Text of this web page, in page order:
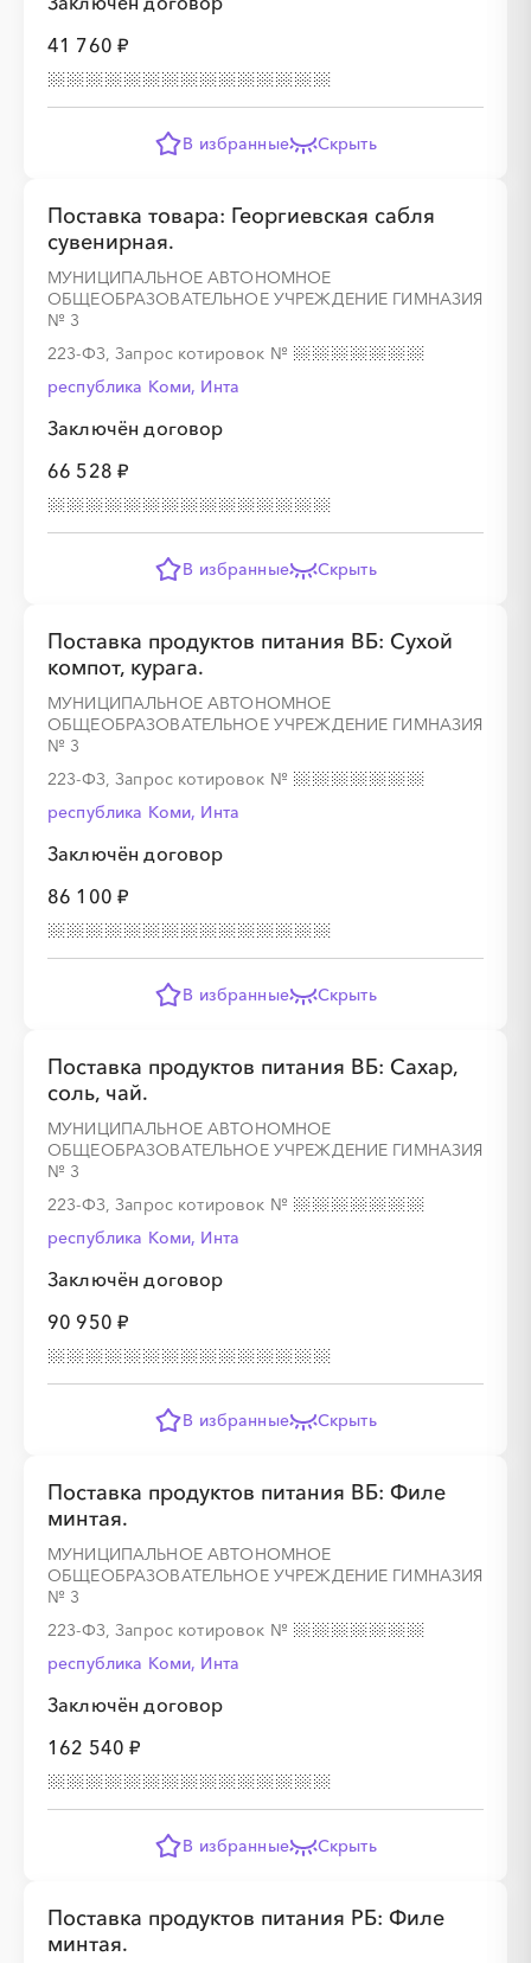
41 760 ₽
В избранные Скрыть
Поставка товара: Георгиевская сабля
сувенирная.
МУНИЦИПАЛЬНОЕ АВТОНОМНОЕ
ОБЩЕОБРАЗОВАТЕЛЬНОЕ УЧРЕЖДЕНИЕ ГИМНАЗИЯ
№ 3
223-ФЗ, Запрос котировок №
республика Коми, Инта
Заключён договор
66 528 ₽
В избранные Скрыть
Поставка продуктов питания ВБ: Сухой
компот, курага.
МУНИЦИПАЛЬНОЕ АВТОНОМНОЕ
ОБЩЕОБРАЗОВАТЕЛЬНОЕ УЧРЕЖДЕНИЕ ГИМНАЗИЯ
№ 3
223-ФЗ, Запрос котировок №
республика Коми, Инта
Заключён договор
86 100 ₽
В избранные Скрыть
Поставка продуктов питания ВБ: Сахар,
соль, чай.
МУНИЦИПАЛЬНОЕ АВТОНОМНОЕ
ОБЩЕОБРАЗОВАТЕЛЬНОЕ УЧРЕЖДЕНИЕ ГИМНАЗИЯ
№ 3
223-ФЗ, Запрос котировок №
республика Коми, Инта
Заключён договор
90 950 ₽
В избранные Скрыть
Поставка продуктов питания ВБ: Филе
минтая.
МУНИЦИПАЛЬНОЕ АВТОНОМНОЕ
ОБЩЕОБРАЗОВАТЕЛЬНОЕ УЧРЕЖДЕНИЕ ГИМНАЗИЯ
№ 3
223-ФЗ, Запрос котировок №
республика Коми, Инта
Заключён договор
162 540 ₽
В избранные Скрыть
Поставка продуктов питания РБ: Филе
минтая.